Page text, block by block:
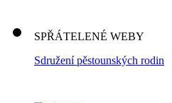
SPŘÁTELENÉ WEBY
Sdružení pěstounských rodin